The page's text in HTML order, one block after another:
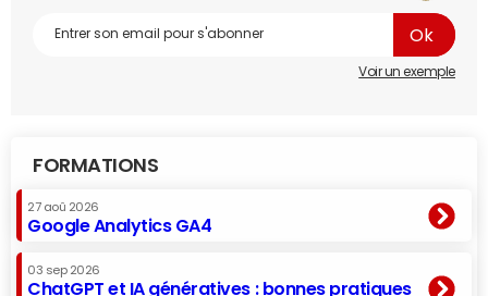
Voir un exemple
FORMATIONS
27 aoû 2026
Google Analytics GA4
03 sep 2026
ChatGPT et IA génératives : bonnes pratiques